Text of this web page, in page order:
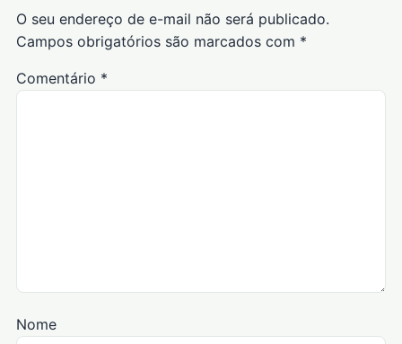
O seu endereço de e-mail não será publicado.
Campos obrigatórios são marcados com *
Comentário *
Nome